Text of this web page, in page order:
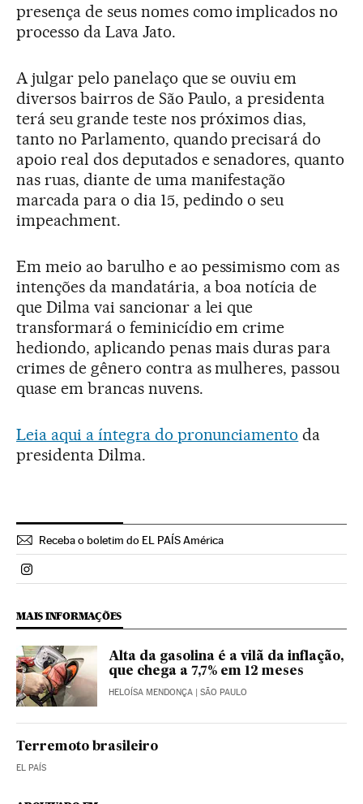
presença de seus nomes como implicados no
processo da Lava Jato.
A julgar pelo panelaço que se ouviu em
diversos bairros de São Paulo, a presidenta
terá seu grande teste nos próximos dias,
tanto no Parlamento, quando precisará do
apoio real dos deputados e senadores, quanto
nas ruas, diante de uma manifestação
marcada para o dia 15, pedindo o seu
impeachment.
Em meio ao barulho e ao pessimismo com as
intenções da mandatária, a boa notícia de
que Dilma vai sancionar a lei que
transformará o feminicídio em crime
hediondo, aplicando penas mais duras para
crimes de gênero contra as mulheres, passou
quase em brancas nuvens.
Leia aqui a íntegra do pronunciamento da
presidenta Dilma.
Receba o boletim do EL PAÍS América
Politica El País Brasil en Instagram
MAIS INFORMAÇÕES
Alta da gasolina é a vilã da inflação,
que chega a 7,7% em 12 meses
HELOÍSA MENDONÇA | SÃO PAULO
Terremoto brasileiro
EL PAÍS